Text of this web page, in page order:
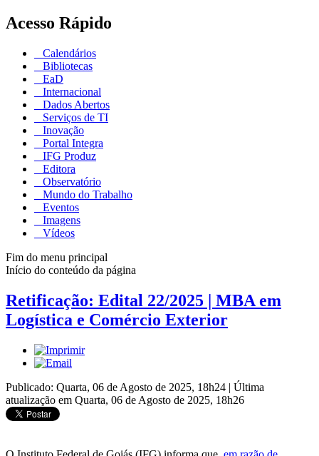
Acesso Rápido
Calendários
Bibliotecas
EaD
Internacional
Dados Abertos
Serviços de TI
Inovação
Portal Integra
IFG Produz
Editora
Observatório
Mundo do Trabalho
Eventos
Imagens
Vídeos
Fim do menu principal
Início do conteúdo da página
Retificação: Edital 22/2025 | MBA em
Logística e Comércio Exterior
Publicado: Quarta, 06 de Agosto de 2025, 18h24 | Última
atualização em Quarta, 06 de Agosto de 2025, 18h26